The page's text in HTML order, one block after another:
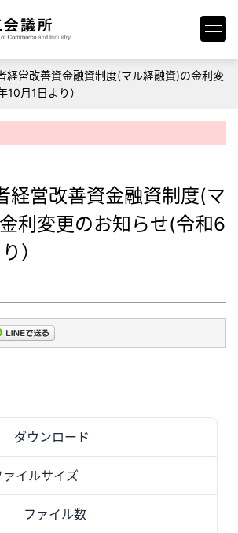
経営改善資金融資制度(マル経融資)の金利変
月1日より）
経営改善資金融資制度(マ
利変更のお知らせ(令和6
）
ダウンロード
ァイルサイズ
ファイル数